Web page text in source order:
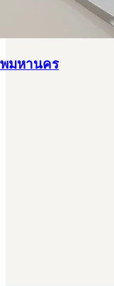
พมหานคร